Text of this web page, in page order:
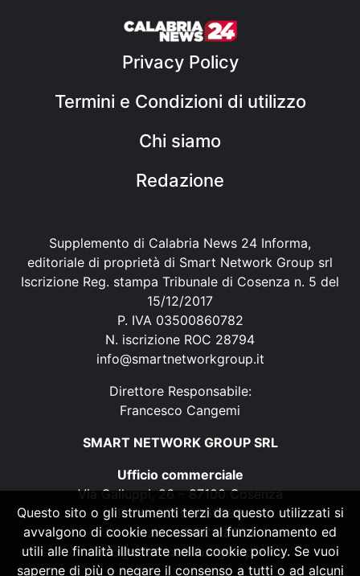
Privacy Policy
Termini e Condizioni di utilizzo
Chi siamo
Redazione
Supplemento di Calabria News 24 Informa,
editoriale di proprietà di Smart Network Group srl
Iscrizione Reg. stampa Tribunale di Cosenza n. 5 del
15/12/2017
P. IVA 03500860782
N. iscrizione ROC 28794
info@smartnetworkgroup.it
Direttore Responsabile:
Francesco Cangemi
SMART NETWORK GROUP SRL
Ufficio commerciale
Via Galluppi, 26 – 87100 Cosenza
P. IVA 03500860782
N. iscrizione ROC 28794
info@smartnetworkgroup.it
Questo sito o gli strumenti terzi da questo utilizzati si
avvalgono di cookie necessari al funzionamento ed
utili alle finalità illustrate nella cookie policy. Se vuoi
saperne di più o negare il consenso a tutti o ad alcuni